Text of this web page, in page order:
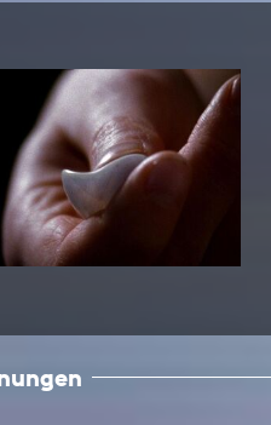
KHM Verlag
edition KHM
KHM Journal
LECTURE Reihe
Lab Jahrbuch
off topic
Empfehlungen
Neuerwerbungen